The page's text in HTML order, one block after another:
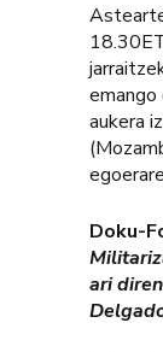
aukera
Doku-
ari